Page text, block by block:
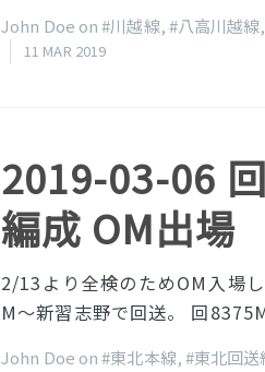
John Doe on#川越線,#八高川越線,
11 MAR 2019
2019-03-06
編成 OM出場
2/13より全検のためOM入場
M〜新習志野で回送。 回
John Doe on#東北本線,#東北回送